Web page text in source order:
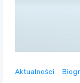
Aktualności